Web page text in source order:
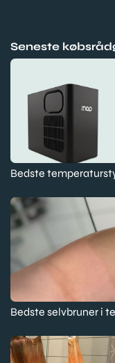
Seneste
Bedste
Bedste selvbruner i